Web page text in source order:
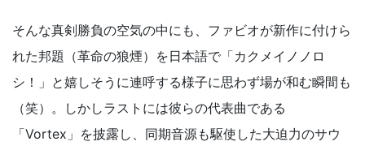
そんな真剣勝負の空気の中にも、ファビオが新作に付けら
れた邦題（革命の狼煙）を日本語で「カクメイノノロ
シ！」と嬉しそうに連呼する様子に思わず場が和む瞬間も
（笑）。しかしラストには彼らの代表曲である
「Vortex」を披露し、同期音源も駆使した大迫力のサウ